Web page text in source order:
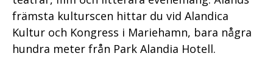
främsta kulturscen hittar du vid Alandica
Kultur och Kongress i Mariehamn, bara några
hundra meter från Park Alandia Hotell.